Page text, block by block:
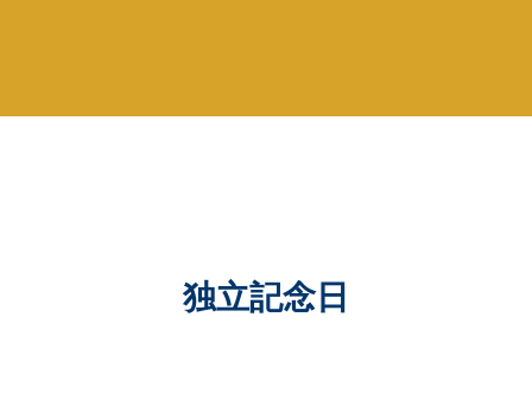
独立記念日